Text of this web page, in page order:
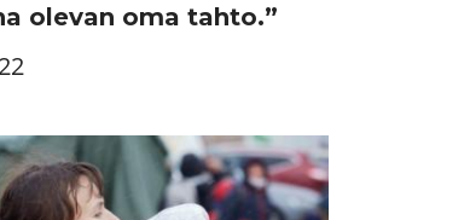
olevan oma tahto.”